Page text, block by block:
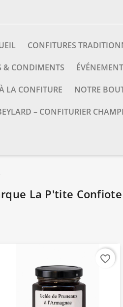
CONFITURES
& CONDIMENTS
LA CONFITURE NOTRE
– CONFITURIER
La P'tite Confiote
favorite_border